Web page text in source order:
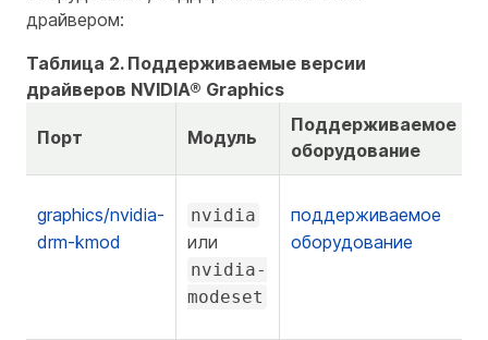
драйвером:
Таблица 2. Поддерживаемые версии
драйверов NVIDIA® Graphics
Порт Модуль
Поддерживаемое
оборудование
graphics/nvidia-
drm-kmod
nvidia
или
nvidia-
modeset
поддерживаемое
оборудование